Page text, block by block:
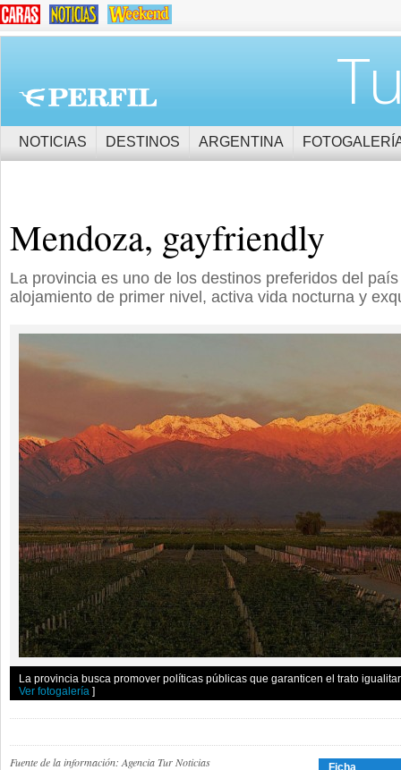
NOTICIAS DESTINOS ARGENTINA
Mendoza, gayfriendly
La provincia es uno de los destinos preferidos del
alojamiento de primer nivel, activa vida nocturna y
La provincia busca promover políticas públicas que garanticen el trato
Ver fotogalería ]
Ficha
Fuente de la información: Agencia Tur Noticias